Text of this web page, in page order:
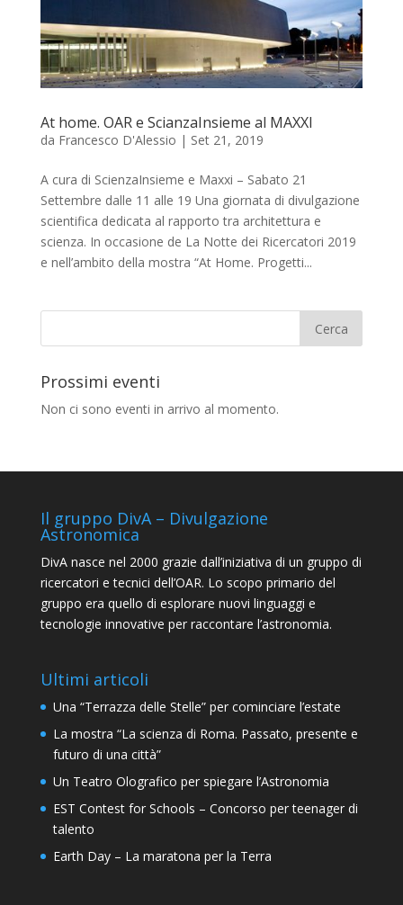
At home. OAR e ScianzaInsieme al MAXXI
da Francesco D'Alessio | Set 21, 2019
A cura di ScienzaInsieme e Maxxi – Sabato 21
Settembre dalle 11 alle 19 Una giornata di divulgazione
scientifica dedicata al rapporto tra architettura e
scienza. In occasione de La Notte dei Ricercatori 2019
e nell’ambito della mostra “At Home. Progetti...
Prossimi eventi
Non ci sono eventi in arrivo al momento.
Il gruppo DivA – Divulgazione
Astronomica
DivA nasce nel 2000 grazie dall’iniziativa di un gruppo di
ricercatori e tecnici dell’OAR. Lo scopo primario del
gruppo era quello di esplorare nuovi linguaggi e
tecnologie innovative per raccontare l’astronomia.
Ultimi articoli
Una “Terrazza delle Stelle” per cominciare l’estate
La mostra “La scienza di Roma. Passato, presente e
futuro di una città”
Un Teatro Olografico per spiegare l’Astronomia
EST Contest for Schools – Concorso per teenager di
talento
Earth Day – La maratona per la Terra